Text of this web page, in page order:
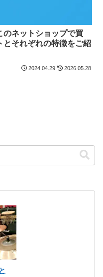
のネットショップで買
とそれぞれの特徴をご紹
2024.04.29 2026.05.28